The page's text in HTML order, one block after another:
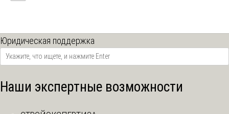
Юридическая поддержка
Наши экспертные возможности